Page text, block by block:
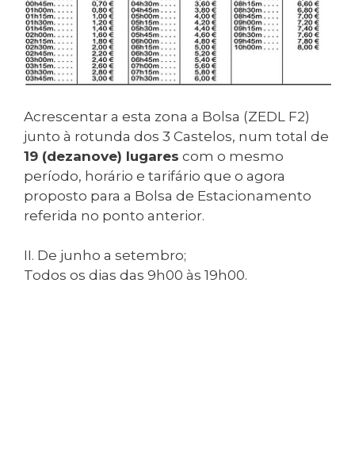
Acrescentar a esta zona a Bolsa (ZEDL F2)
junto à rotunda dos 3 Castelos, num total de
19 (dezanove) lugares com o mesmo
período, horário e tarifário que o agora
proposto para a Bolsa de Estacionamento
referida no ponto anterior.
II. De junho a setembro;
Todos os dias das 9h00 às 19h00.